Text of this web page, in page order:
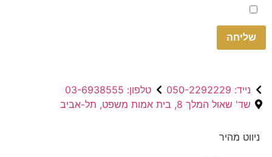
Please
leave
this
field
empty.
נייד: 050-2292229
טלפון: 03-6938555
שד' שאול המלך 8, בית אמות משפט, תל-אביב
ניווט מהיר